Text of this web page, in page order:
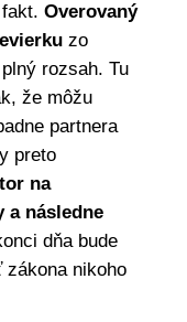
Overovaný
zo
rozsah. Tu
že môžu
partnera
preto
na
a následne
dňa bude
nikoho